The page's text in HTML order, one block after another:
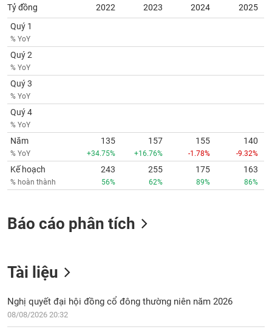
Tỷ đồng 2022 2023 2024
2025
Quý 1
% YoY
Quý 2
% YoY
Quý 3
% YoY
Quý 4
% YoY
Năm
% YoY
135
+34.75%
157
+16.76%
155
-1.78%
140
-9.32%
Kế hoạch
% hoàn thành
243
56%
255
62%
175
89%
163
86%
Báo cáo phân tích
Tài liệu
Nghị quyết đại hội đồng cổ đông thường niên năm 2026
08/08/2026 20:32
phân
tích
(-)
Thuật
ngữ
(-)
Dịch
vụ
(-)
Đào
tạo
chính